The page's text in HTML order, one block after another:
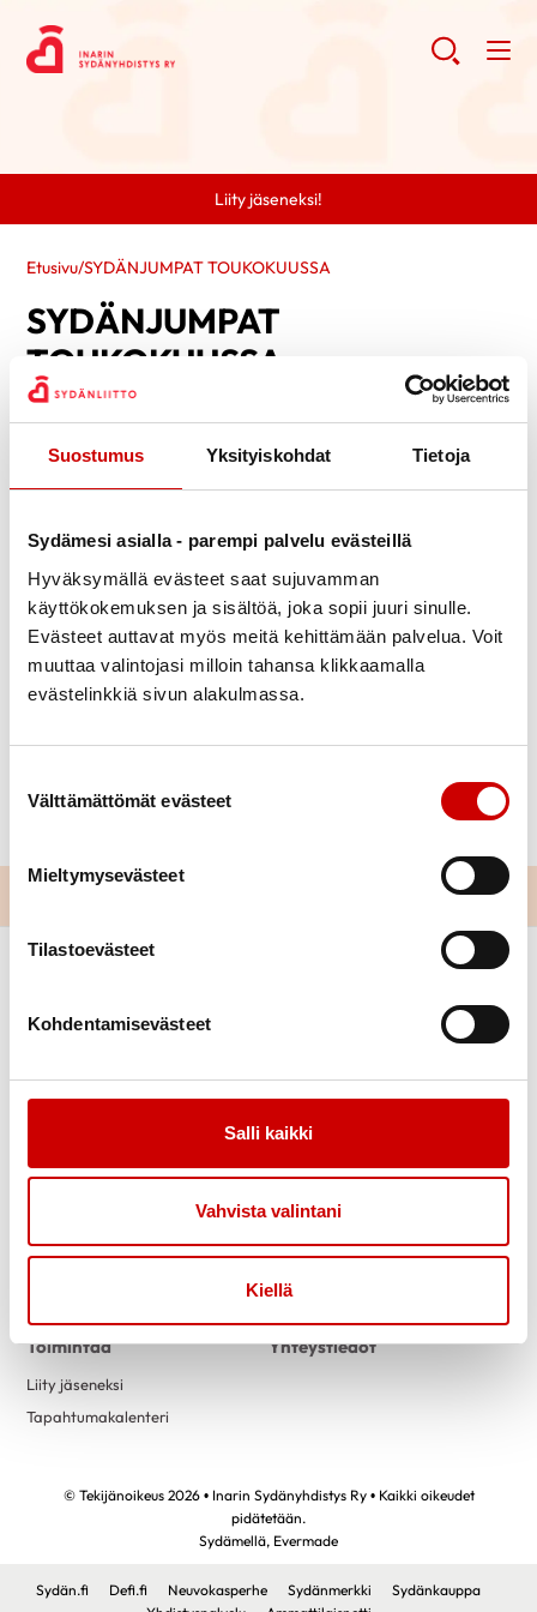
Suostumus Yksityiskohdat Tietoja
Sydämesi asialla - parempi palvelu evästeillä
Hyväksymällä evästeet saat sujuvamman
käyttökokemuksen ja sisältöä, joka sopii juuri sinulle.
Evästeet auttavat myös meitä kehittämään palvelua. Voit
muuttaa valintojasi milloin tahansa klikkaamalla
evästelinkkiä sivun alakulmassa.
Välttämättömät evästeet
Mieltymysevästeet
Tilastoevästeet
Kohdentamisevästeet
Salli kaikki
Vahvista valintani
Kiellä
Liity jäseneksi!
Etusivu/SYDÄNJUMPAT TOUKOKUUSSA
SYDÄNJUMPAT
TOUKOKUUSSA
ANNIKKI PUTTONEN
Julkaistu 23.4.2022
Toukokuun jumpat 3.5., tuolijumppa, 5.5.,12.5., 17.5.
ja 19.5. Jumpan ohjaajana on Sami Kauppinen.
Uutiset
Tukea
Kuntoutus
Vertaistuki
Toimintaa
Liity jäseneksi
Tapahtumakalenteri
Yhteystiedot
© Tekijänoikeus 2026 • Inarin Sydänyhdistys Ry • Kaikki oikeudet
pidätetään.
Sydämellä, Evermade
Sydän.fi Defi.fi Neuvokasperhe Sydänmerkki
Sydänkauppa